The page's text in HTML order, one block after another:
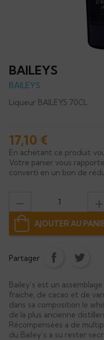
BAILEYS
BAILEYS
Liqueur BAILEYS 70CL
17,10 €
En achetant ce produit
Votre panier vous
converti en un bon de
AJOUTER AU
Partager
Bailey’s est un
fraiche, de cacao et de
dans sa composition le
de la plus ancienne
Récompensées a de
du Bailey’s a su rester